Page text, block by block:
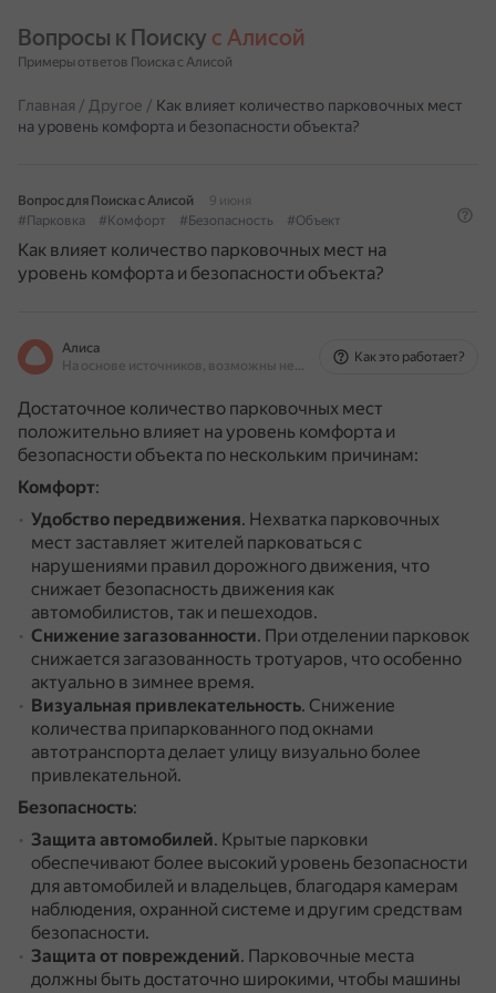
Вопросы к Поиску с Алисой
Примеры ответов Поиска с Алисой
Главная / Другое / Как влияет количество парковочных мест
на уровень комфорта и безопасности объекта?
Вопрос для Поиска с Алисой
9 июня
#Парковка
#Комфорт #Безопасность #Объект
Как влияет количество парковочных мест на
уровень комфорта и безопасности объекта?
Алиса
На основе источников, возможны неточности
Как это работает?
Достаточное количество парковочных мест
положительно влияет на уровень комфорта и
безопасности объекта по нескольким причинам:
Комфорт:
Удобство передвижения. Нехватка парковочных
мест заставляет жителей парковаться с
нарушениями правил дорожного движения, что
снижает безопасность движения как
автомобилистов, так и пешеходов.
Снижение загазованности. При отделении парковок
снижается загазованность тротуаров, что особенно
актуально в зимнее время.
Визуальная привлекательность. Снижение
количества припаркованного под окнами
автотранспорта делает улицу визуально более
привлекательной.
Безопасность:
Защита автомобилей. Крытые парковки
обеспечивают более высокий уровень безопасности
для автомобилей и владельцев, благодаря камерам
наблюдения, охранной системе и другим средствам
безопасности.
Защита от повреждений. Парковочные места
должны быть достаточно широкими, чтобы машины